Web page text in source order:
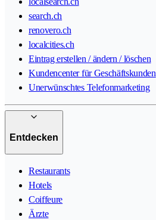
search.ch
renovero.ch
localcities.ch
Eintrag erstellen / ändern / löschen
Kundencenter für Geschäftskunden
Unerwünschtes Telefonmarketing
Entdecken
Restaurants
Hotels
Coiffeure
Ärzte